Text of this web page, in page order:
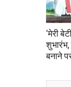
‘मेरी
शुभारंभ,
बनाने